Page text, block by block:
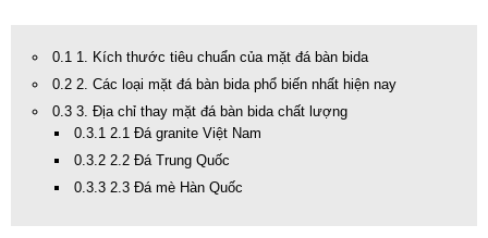
0.1 1. Kích thước tiêu chuẩn của mặt đá bàn bida
0.2 2. Các loại mặt đá bàn bida phổ biến nhất hiện nay
0.3 3. Địa chỉ thay mặt đá bàn bida chất lượng
0.3.1 2.1 Đá granite Việt Nam
0.3.2 2.2 Đá Trung Quốc
0.3.3 2.3 Đá mè Hàn Quốc